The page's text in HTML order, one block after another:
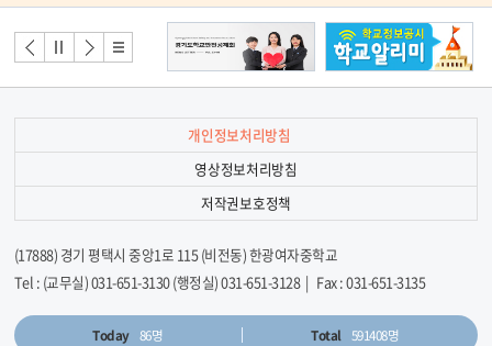
배
너
모
음
배너
이전
배너
정지
배너
다음
배너
리스
트
개인정보처리방침
영상정보처리방침
저작권보호정책
(17888) 경기 평택시 중앙1로 115 (비전동) 한광여자중학교
Tel : (교무실) 031-651-3130 (행정실) 031-651-3128 | Fax : 031-651-3135
Today 86명 Total 591408명